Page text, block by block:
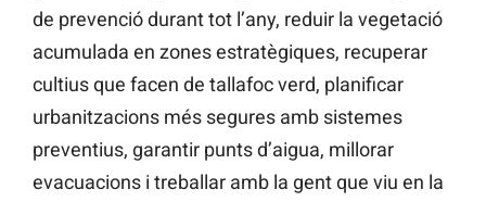
de prevenció durant tot l’any, reduir la vegetació
acumulada en zones estratègiques, recuperar
cultius que facen de tallafoc verd, planificar
urbanitzacions més segures amb sistemes
preventius, garantir punts d’aigua, millorar
evacuacions i treballar amb la gent que viu en la